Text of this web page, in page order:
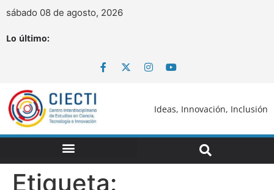
sábado 08 de agosto, 2026
Lo último:
Ideas, Innovación, Inclusión
Etiqueta: